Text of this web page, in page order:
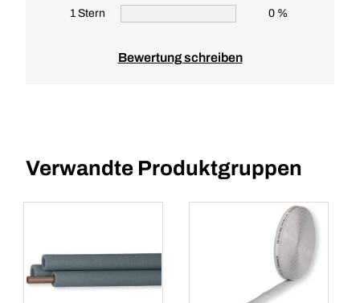
1 Stern 0 %
Bewertung schreiben
Verwandte Produktgruppen